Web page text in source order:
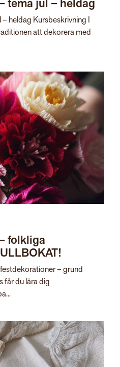
tema jul – heldag
heldag Kursbeskrivning I
att dekorera med
folkliga
– grund
får du lära dig